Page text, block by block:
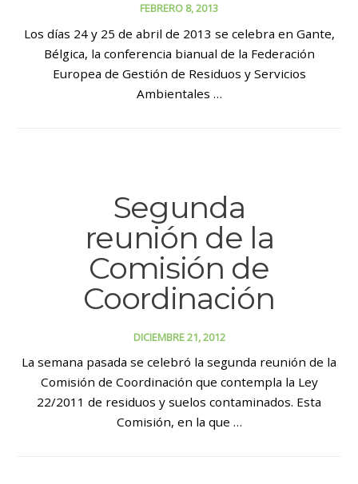
FEBRERO 8, 2013
Los días 24 y 25 de abril de 2013 se celebra en Gante,
Bélgica, la conferencia bianual de la Federación
Europea de Gestión de Residuos y Servicios
Ambientales …
Segunda
reunión de la
Comisión de
Coordinación
DICIEMBRE 21, 2012
La semana pasada se celebró la segunda reunión de la
Comisión de Coordinación que contempla la Ley
22/2011 de residuos y suelos contaminados. Esta
Comisión, en la que …